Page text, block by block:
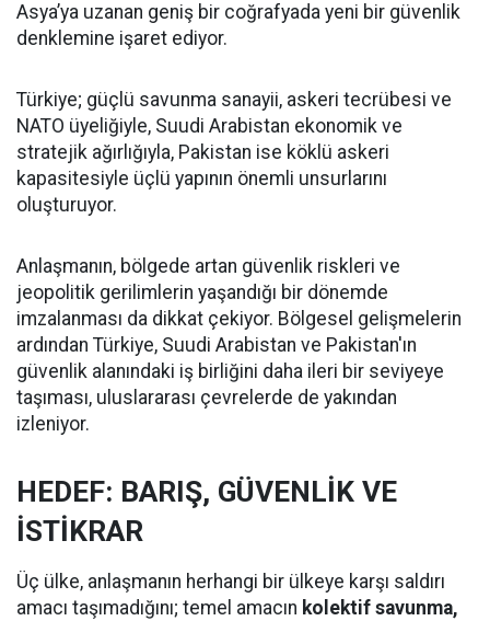
Asya’ya uzanan geniş bir coğrafyada yeni bir güvenlik
denklemine işaret ediyor.
Türkiye; güçlü savunma sanayii, askeri tecrübesi ve
NATO üyeliğiyle, Suudi Arabistan ekonomik ve
stratejik ağırlığıyla, Pakistan ise köklü askeri
kapasitesiyle üçlü yapının önemli unsurlarını
oluşturuyor.
Anlaşmanın, bölgede artan güvenlik riskleri ve
jeopolitik gerilimlerin yaşandığı bir dönemde
imzalanması da dikkat çekiyor. Bölgesel gelişmelerin
ardından Türkiye, Suudi Arabistan ve Pakistan'ın
güvenlik alanındaki iş birliğini daha ileri bir seviyeye
taşıması, uluslararası çevrelerde de yakından
izleniyor.
HEDEF: BARIŞ, GÜVENLİK VE
İSTİKRAR
Üç ülke, anlaşmanın herhangi bir ülkeye karşı saldırı
amacı taşımadığını; temel amacın kolektif savunma,